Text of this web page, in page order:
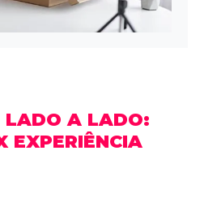
LADO A LADO:
EXPERIÊNCIA